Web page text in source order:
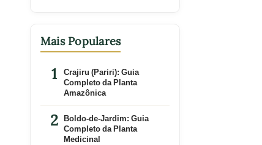
Mais Populares
Crajiru (Pariri): Guia
Completo da Planta
Amazônica
Boldo-de-Jardim: Guia
Completo da Planta
Medicinal